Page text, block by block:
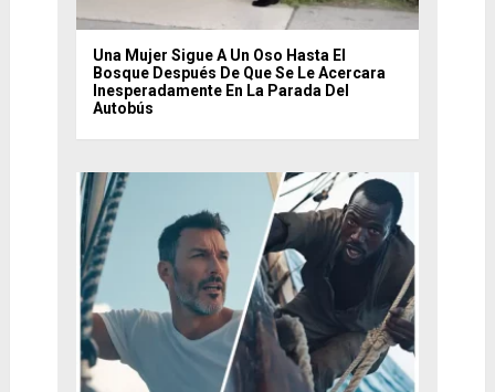
Una Mujer Sigue A Un Oso Hasta El
Bosque Después De Que Se Le Acercara
Inesperadamente En La Parada Del
Autobús